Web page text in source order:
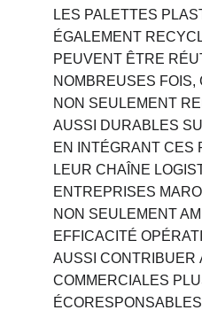
LES PALETTES
ÉGALEMENT
PEUVENT ÊTRE
NOMBREUSES FOIS,
NON SEULEMENT
AUSSI DURABLES
EN INTÉGRANT CES
LEUR CHAÎNE
ENTREPRISES
NON SEULEMENT
EFFICACITÉ
AUSSI CONTRIBUER
COMMERCIALES